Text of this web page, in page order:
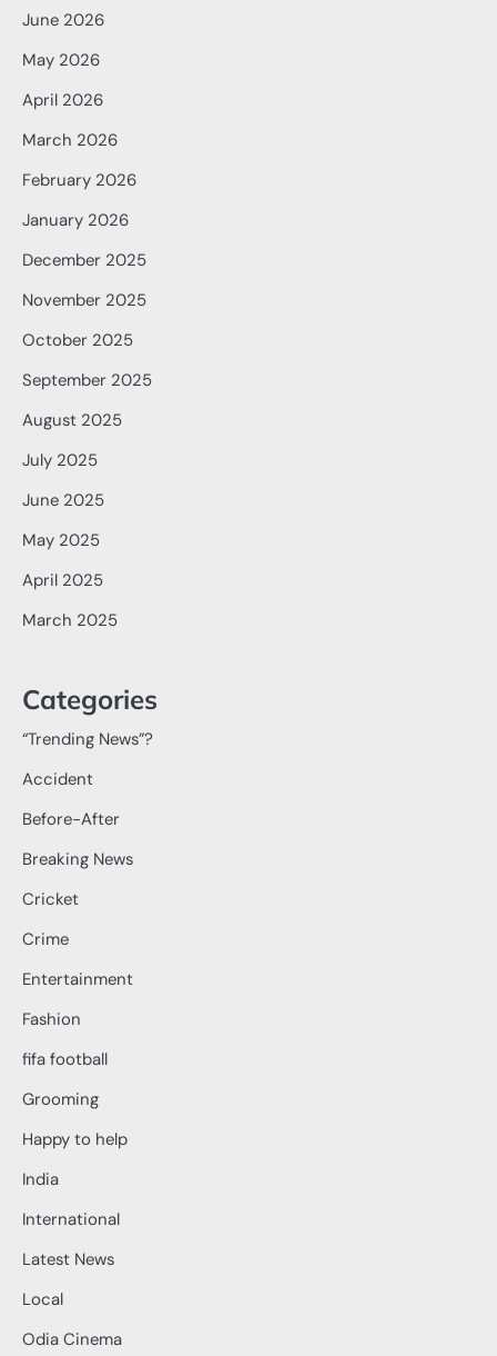
June 2026
May 2026
April 2026
March 2026
February 2026
January 2026
December 2025
November 2025
October 2025
September 2025
August 2025
July 2025
June 2025
May 2025
April 2025
March 2025
Categories
“Trending News”?
Accident
Before-After
Breaking News
Cricket
Crime
Entertainment
Fashion
fifa football
Grooming
Happy to help
India
International
Latest News
Local
Odia Cinema